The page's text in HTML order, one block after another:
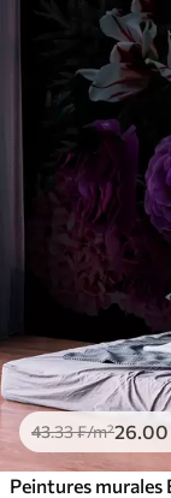
43.33₣/m²26.00